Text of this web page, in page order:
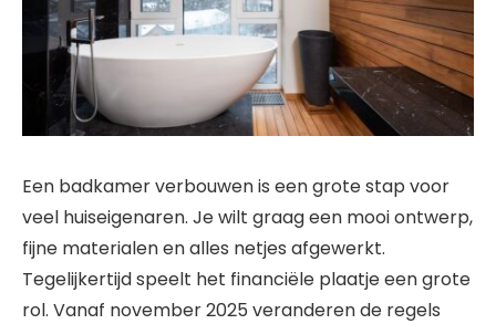
Een badkamer verbouwen is een grote stap voor
veel huiseigenaren. Je wilt graag een mooi ontwerp,
fijne materialen en alles netjes afgewerkt.
Tegelijkertijd speelt het financiële plaatje een grote
rol. Vanaf november 2025 veranderen de regels